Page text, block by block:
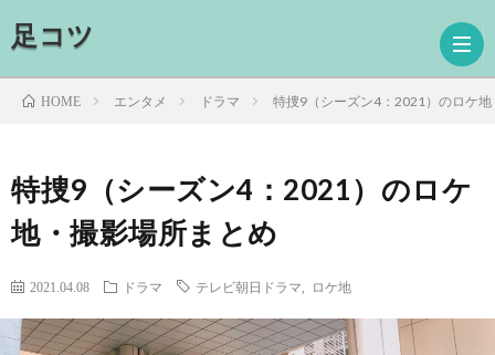
足コツ
HOME エンタメ ドラマ 特捜9（シーズン4：2021）のロケ
特捜9（シーズン4：2021）のロケ
地・撮影場所まとめ
2021.04.08 ドラマ テレビ朝日ドラマ ロケ地